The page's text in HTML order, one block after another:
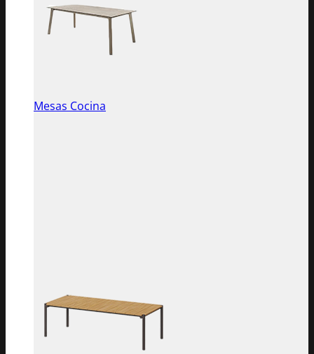
Mesas Cocina